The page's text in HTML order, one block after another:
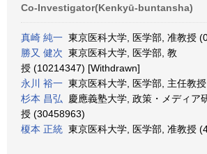
Co-Investigator(Kenkyū-buntansha)
真崎 純一 東京医科大学, 医学部, 准教授
勝又 健次 東京医科大学, 医学部, 教
授 (10214347) [Withdrawn]
永川 裕一 東京医科大学, 医学部, 主任教
杉本 昌弘 慶應義塾大学, 政策・メディア
授 (30458963)
榎本 正統 東京医科大学, 医学部, 准教授